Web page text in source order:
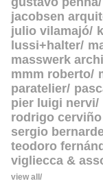
jacobsen
julio vilamajó
lussi+halter
masswerk
mmm roberto
paratelier
pier luigi nervi
rodrigo
sergio
teodoro
vigliecca &
view all